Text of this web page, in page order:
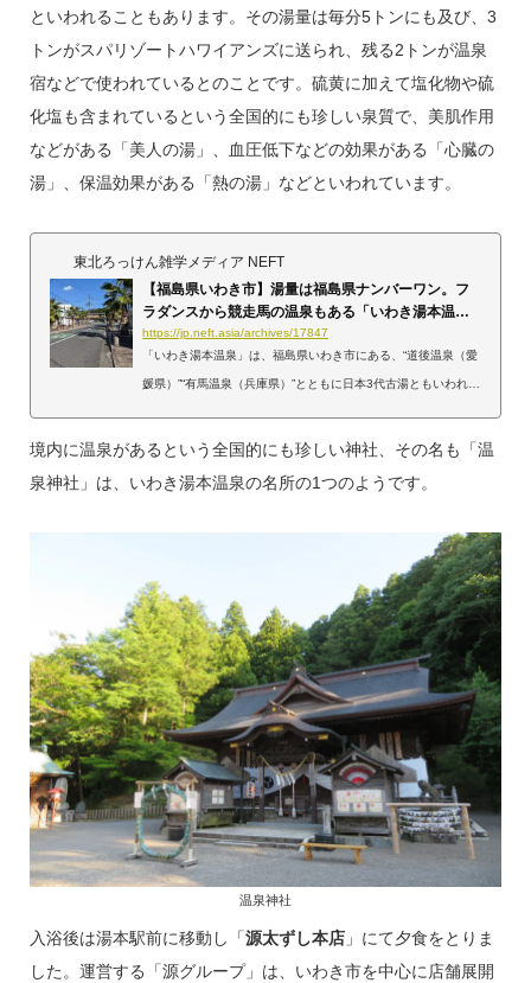
といわれることもあります。その湯量は毎分5トンにも及び、3
トンがスパリゾートハワイアンズに送られ、残る2トンが温泉
宿などで使われているとのことです。硫黄に加えて塩化物や硫
化塩も含まれているという全国的にも珍しい泉質で、美肌作用
などがある「美人の湯」、血圧低下などの効果がある「心臓の
湯」、保温効果がある「熱の湯」などといわれています。
東北ろっけん雑学メディア NEFT
【福島県いわき市】湯量は福島県ナンバーワン。フ
ラダンスから競走馬の温泉もある「いわき湯本温
泉」
https://jp.neft.asia/archives/17847
「いわき湯本温泉」は、福島県いわき市にある、“道後温泉（愛
媛県）”“有馬温泉（兵庫県）”とともに日本3代古湯ともいわれる
平安時代の900年代には古文書に温泉神社の存在が書かれてい
した。 「いわき湯本温泉」が、温泉地として活気を帯びるのは
明治時代に海沿いの街道“浜街道（常磐道）”が...
境内に温泉があるという全国的にも珍しい神社、その名も「温
泉神社」は、いわき湯本温泉の名所の1つのようです。
温泉神社
入浴後は湯本駅前に移動し「源太ずし本店」にて夕食をとりま
した。運営する「源グループ」は、いわき市を中心に店舗展開